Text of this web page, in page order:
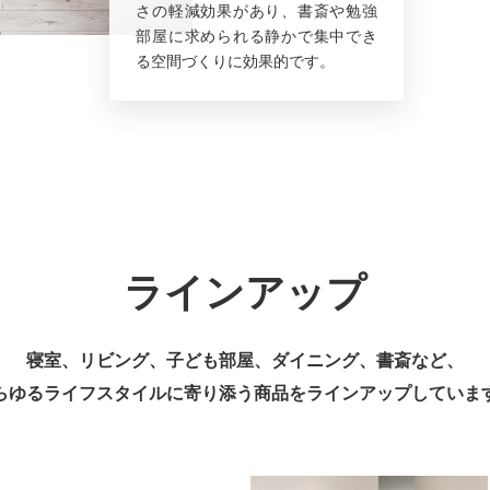
さの軽減効果があり、書斎や勉強
部屋に求められる静かで集中でき
る空間づくりに効果的です。
ラインアップ
寝室、リビング、子ども部屋、ダイニング、書斎など、
ゆるライフスタイルに寄り添う商品をラインアップしていま